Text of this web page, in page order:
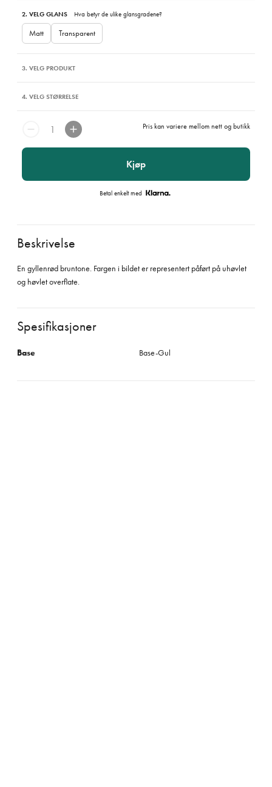
2. VELG GLANS Hva betyr de ulike glansgradene?
Matt Transparent
3. VELG PRODUKT
4. VELG STØRRELSE
Pris kan variere mellom nett og butikk
Kjøp
Betal enkelt med
Beskrivelse
En gyllenrød bruntone. Fargen i bildet er representert påført på uhøvlet
og høvlet overflate.
Spesifikasjoner
Base Base-Gul